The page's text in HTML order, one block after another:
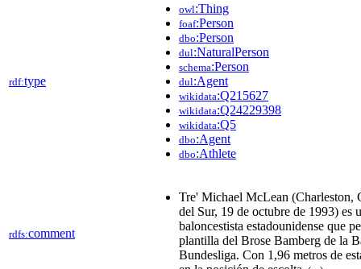
rdf:type
owl:Thing
foaf:Person
dbo:Person
dul:NaturalPerson
schema:Person
dul:Agent
wikidata:Q215627
wikidata:Q24229398
wikidata:Q5
dbo:Agent
dbo:Athlete
rdfs:comment
Tre' Michael McLean (Charleston,
del Sur, 19 de octubre de 1993) es
baloncestista estadounidense que
plantilla del Brose Bamberg de la
Bundesliga. Con 1,96 metros de